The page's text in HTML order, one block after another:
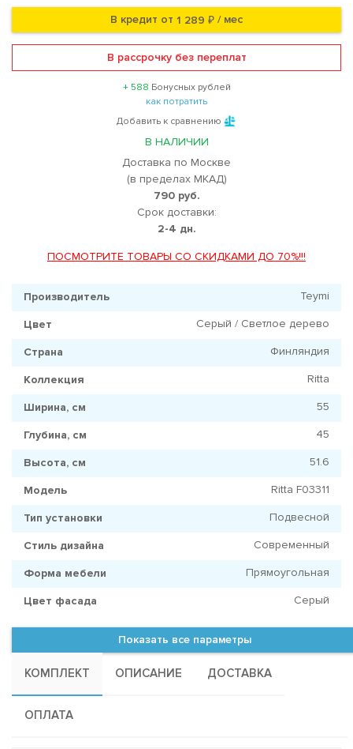
В кредит от 1 289 ₽ / мес
В рассрочку без переплат
+ 588 Бонусных рублей
как потратить
Добавить к сравнению
В НАЛИЧИИ
Доставка по Москве
(в пределах МКАД)
790 руб.
Срок доставки:
2-4 дн.
ПОСМОТРИТЕ ТОВАРЫ СО СКИДКАМИ ДО 70%!!!
Производитель Teymi
Цвет Серый / Светлое дерево
Страна Финляндия
Коллекция Ritta
Ширина, см 55
Глубина, см 45
Высота, см 51.6
Модель Ritta F03311
Тип установки Подвесной
Стиль дизайна Современный
Форма мебели Прямоугольная
Цвет фасада Серый
Показать все параметры
КОМПЛЕКТ ОПИСАНИЕ ДОСТАВКА
ОПЛАТА